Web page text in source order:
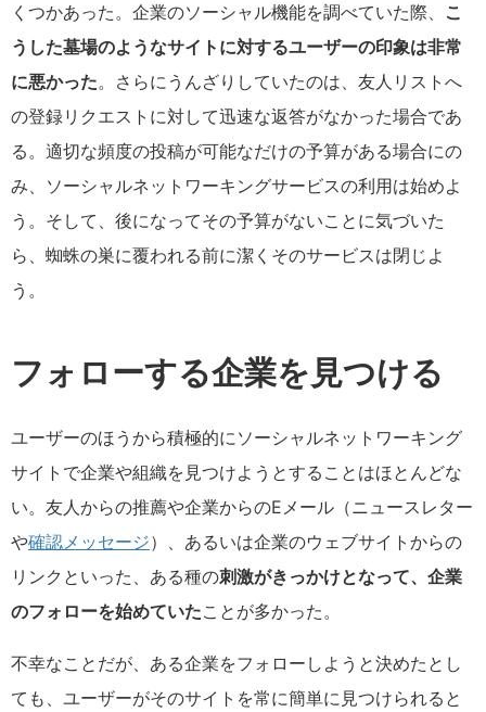
くつかあった。企業のソーシャル機能を調べていた際、 こ
うした墓場のようなサイトに対するユーザーの印象は非常
に悪かった。さらにうんざりしていたのは、友人リストへ
の登録リクエストに対して迅速な返答がなかった場合であ
る。適切な頻度の投稿が可能なだけの予算がある場合にの
み、ソーシャルネットワーキングサービスの利用は始めよ
う。そして、後になってその予算がないことに気づいた
ら、蜘蛛の巣に覆われる前に潔くそのサービスは閉じよ
う。
フォローする企業を見つける
ユーザーのほうから積極的にソーシャルネットワーキング
サイトで企業や組織を見つけようとすることはほとんどな
い。友人からの推薦や企業からのEメール（ニュースレター
や確認メッセージ）、あるいは企業のウェブサイトからの
リンクといった、ある種の刺激がきっかけとなって、企業
のフォローを始めていたことが多かった。
不幸なことだが、ある企業をフォローしようと決めたとし
ても、ユーザーがそのサイトを常に簡単に見つけられると